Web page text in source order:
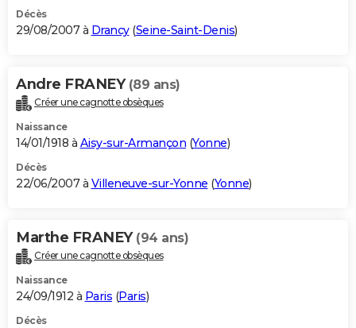
Décès
29/08/2007 à Drancy(Seine-Saint-Denis)
Andre FRANEY (89 ans)
Créer une cagnotte obsèques
Naissance
14/01/1918 à Aisy-sur-Armançon (Yonne)
Décès
22/06/2007 à Villeneuve-sur-Yonne (Yonne)
Marthe FRANEY (94 ans)
Créer une cagnotte obsèques
Naissance
24/09/1912 à Paris (Paris)
Décès